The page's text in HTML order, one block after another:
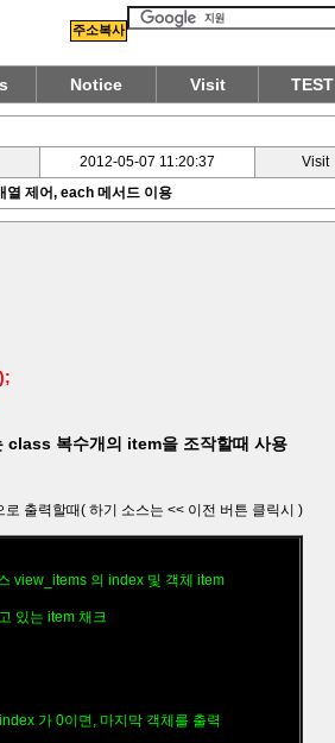
주소복사
Notice Visit TEST
2012-05-07 11:20:37 Visit
열 제어, each 메서드 이용
class 복수개의 item을 조작할때 사용
출력할때( 하기 소스는 << 이전 버튼 클릭시 )
view_items 의 index 및 객체 item
있는 item 채크
가 0이면, 마지막 객체를 출력